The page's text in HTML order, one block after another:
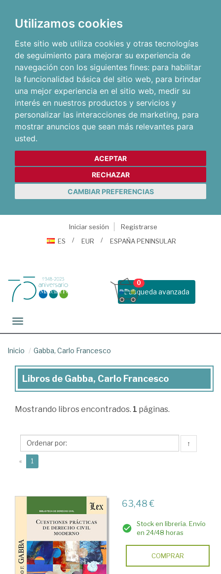
Utilizamos cookies
Este sitio web utiliza cookies y otras tecnologías
de seguimiento para mejorar su experiencia de
navegación con los siguientes fines: para habilitar
la funcionalidad básica del sitio web, para brindar
una mejor experiencia en el sitio web, medir su
interés en nuestros productos y servicios y
personalizar las interacciones de marketing, para
mostrar anuncios que sean más relevantes para
usted.
ACEPTAR
RECHAZAR
CAMBIAR PREFERENCIAS
Iniciar sesión
Registrarse
ES
EUR ESPAÑA PENINSULAR
Busqueda avanzada
0
Toggle navigation
Inicio Gabba, Carlo Francesco
Libros
Gabba,
Francesco
Libros de Gabba, Carlo Francesco
Mostrando libros encontrados. 1 páginas.
↑
« 1
63,48 €
Stock en librería. Envío
en 24/48 horas
COMPRAR